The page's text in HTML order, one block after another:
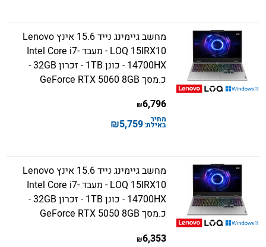
מחשב גיימינג נייד 15.6 אינץ Lenovo
LOQ 15IRX10 - מעבד Intel Core i7-
14700HX - כונן 1TB - זכרון 32GB -
כ.מסך GeForce RTX 5060 8GB
6,796
₪
מחיר
באילת:5,759
₪
מחשב גיימינג נייד 15.6 אינץ Lenovo
LOQ 15IRX10 - מעבד Intel Core i7-
14700HX - כונן 1TB - זכרון 32GB -
כ.מסך GeForce RTX 5050 8GB
6,353
₪